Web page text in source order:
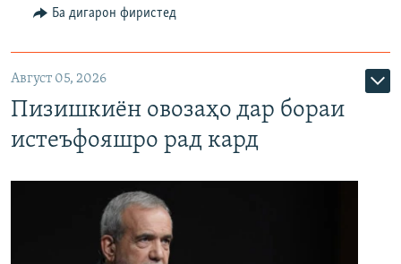
Ба дигарон фиристед
Август 05, 2026
Пизишкиён овозаҳо дар бораи
истеъфояшро рад кард